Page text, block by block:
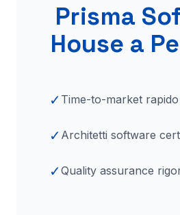
Prisma
House a
✓ Time-to-market rapido
✓ Architetti software
✓Quality assurance